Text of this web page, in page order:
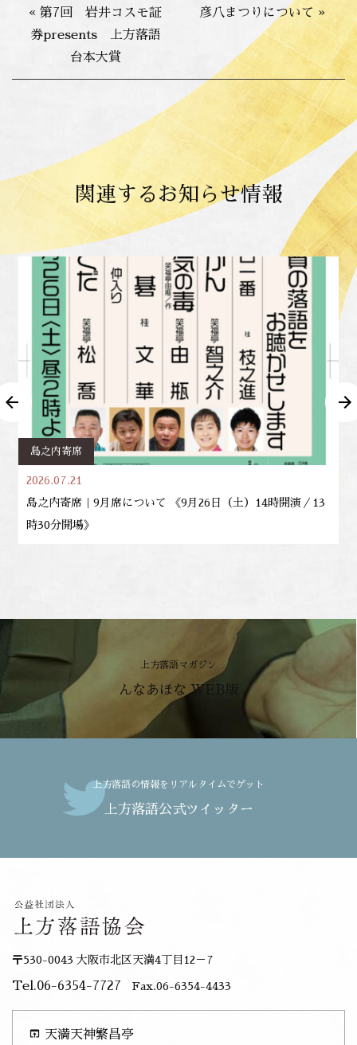
« 第7回 岩井コスモ証
券presents 上方落語
台本大賞
彦八まつりについて »
関連するお知らせ情報
島之内寄席
2026.07.21
島之内寄席｜9月席について 《9月26日（土）14時開演／13
時30分開場》
上方落語マガジン
んなあほな WEB版
上方落語の情報をリアルタイムでゲット
上方落語公式ツイッター
〒530-0043 大阪市北区天満4丁目12－7
Tel.06-6354-7727 Fax.06-6354-4433
open_in_browser 天満天神繁昌亭